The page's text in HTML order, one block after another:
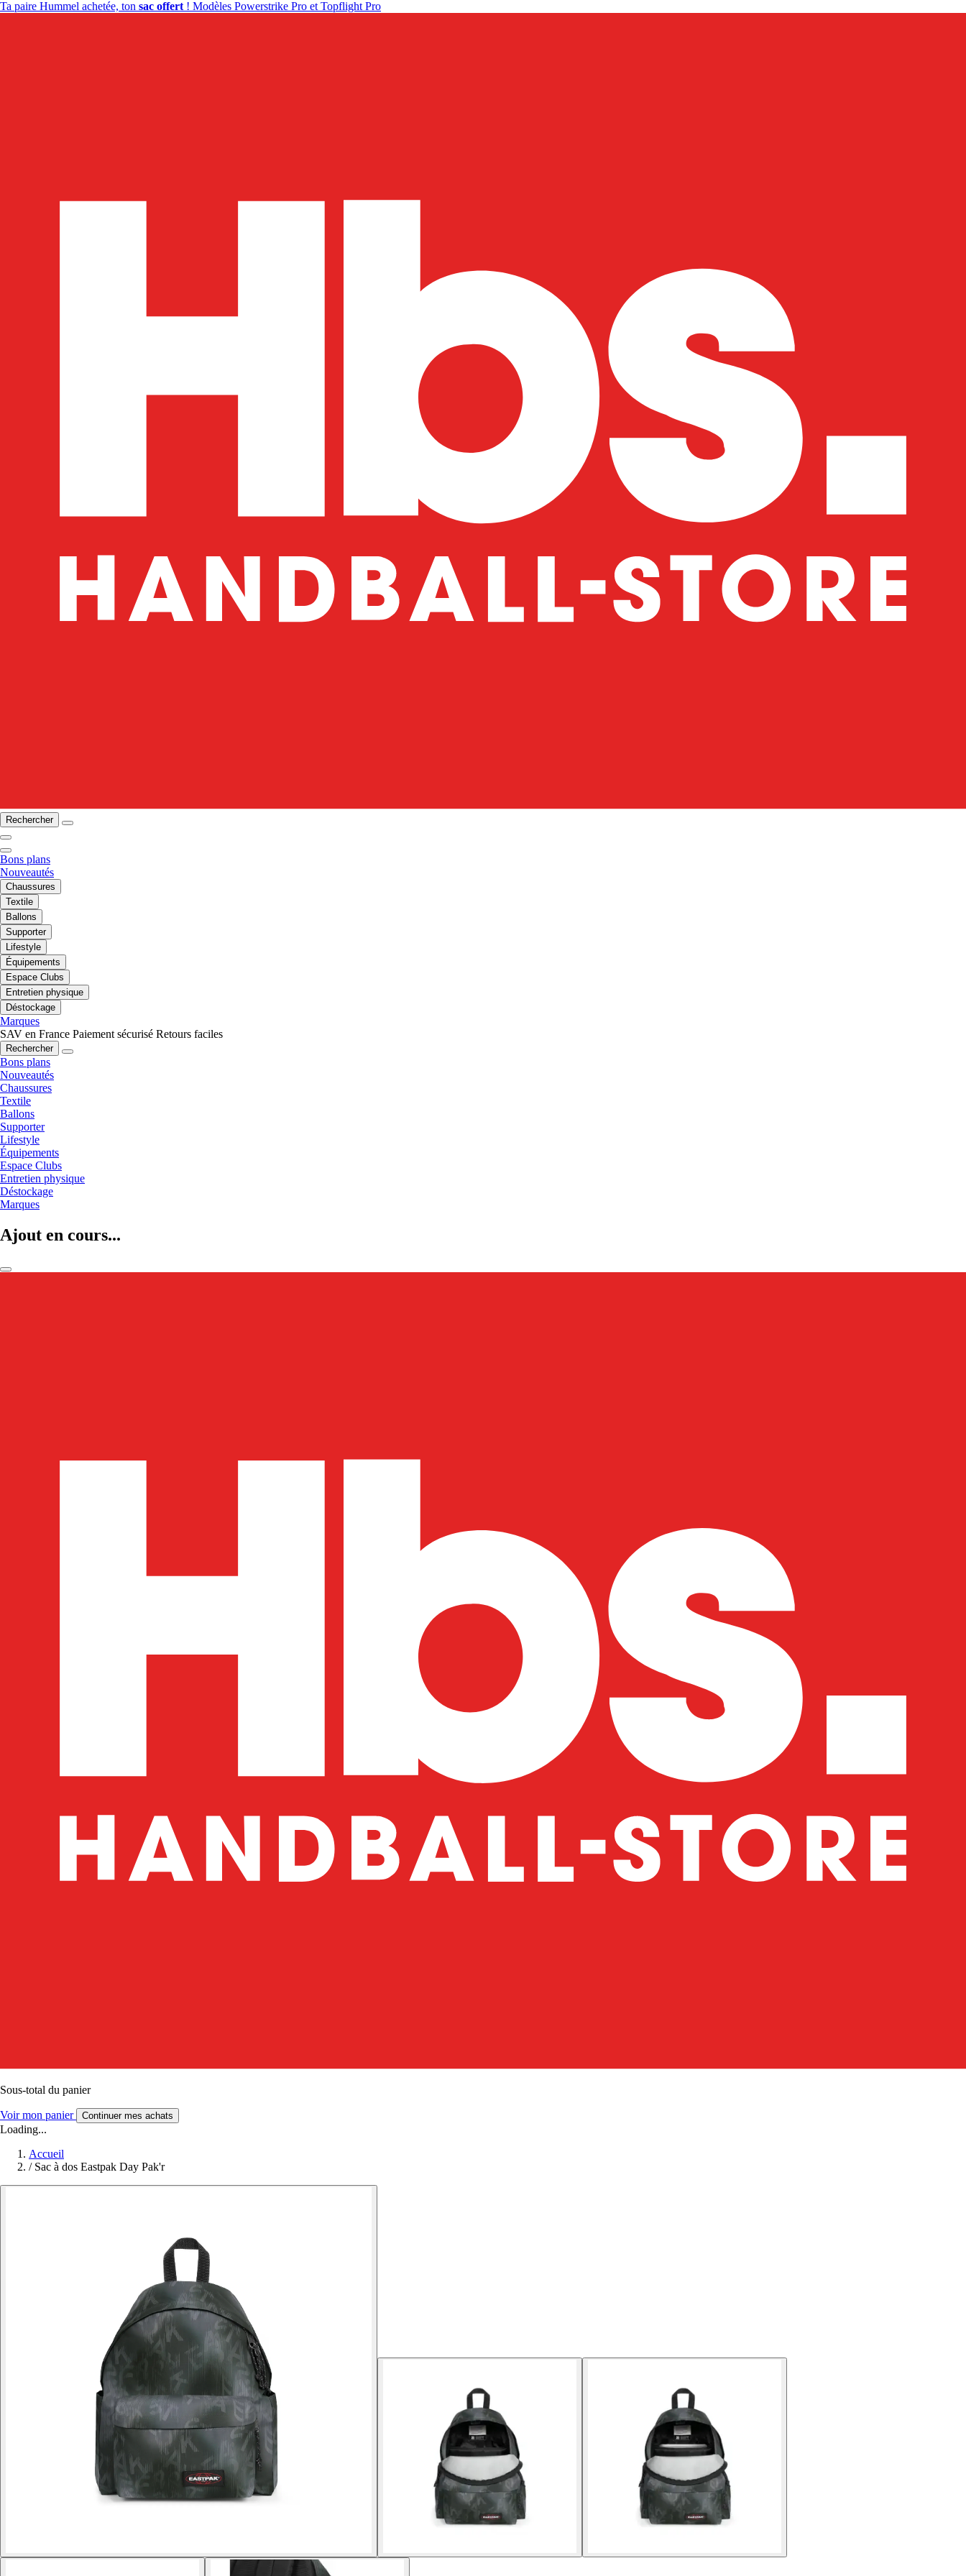
Ta paire Hummel achetée, ton sac offert ! Modèles Powerstrike Pro et Topflight Pro
Rechercher
Bons plans
Nouveautés
Chaussures
Textile
Ballons
Supporter
Lifestyle
Équipements
Espace Clubs
Entretien physique
Déstockage
Marques
SAV en France Paiement sécurisé Retours faciles
Rechercher
Bons plans
Nouveautés
Chaussures
Textile
Ballons
Supporter
Lifestyle
Équipements
Espace Clubs
Entretien physique
Déstockage
Marques
Ajout en cours...
Sous-total du panier
Voir mon panier Continuer mes achats
Loading...
Accueil
/ Sac à dos Eastpak Day Pak'r